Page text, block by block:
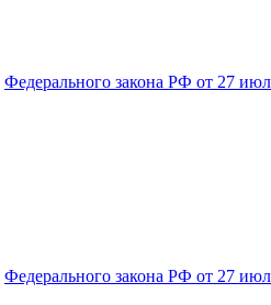
Федерального закона РФ от 27
Федерального закона РФ от 27